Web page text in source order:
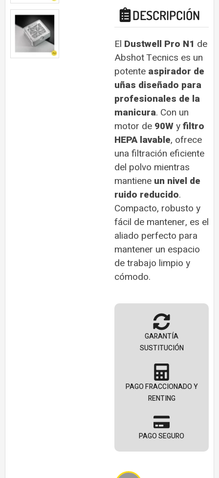
DESCRIPCIÓN
El Dustwell Pro N1 de
Abshot Tecnics es un
potente aspirador de
uñas diseñado para
profesionales de la
manicura. Con un
motor de 90Wyfiltro
HEPA lavable, ofrece
una filtración eficiente
del polvo mientras
mantiene un nivel de
ruido reducido.
Compacto, robusto y
fácil de mantener, es el
aliado perfecto para
mantener un espacio
de trabajo limpio y
cómodo.
GARANTÍA
SUSTITUCIÓN
PAGO FRACCIONADO Y
RENTING
PAGO SEGURO